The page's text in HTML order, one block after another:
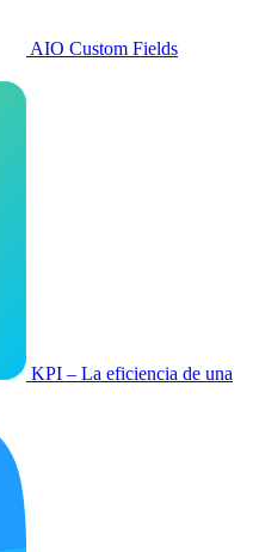
AIO Custom Fields
KPI – La eficiencia de una